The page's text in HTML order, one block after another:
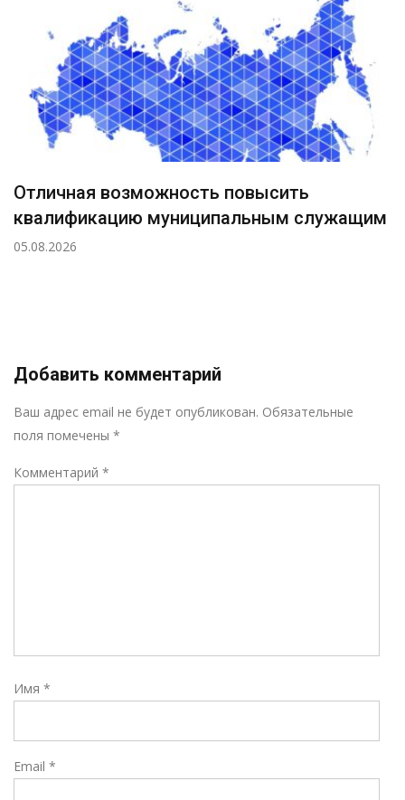
Отличная возможность повысить
квалификацию муниципальным служащим
05.08.2026
Добавить комментарий
Ваш адрес email не будет опубликован. Обязательные
поля помечены *
Комментарий *
Имя *
Email *